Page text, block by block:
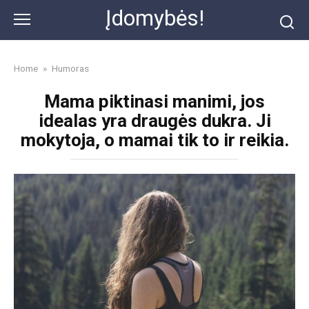
content
Įdomybės!
Home » Humoras
Mama piktinasi manimi, jos
idealas yra draugės dukra. Ji
mokytoja, o mamai tik to ir reikia.